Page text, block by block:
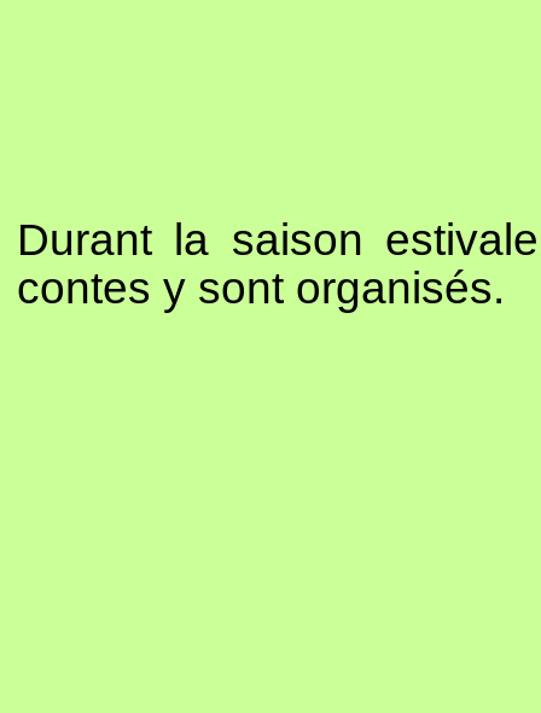
Durant la saison
contes y sont organisés.